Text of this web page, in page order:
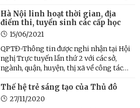
8/7/2021. Dự kiến đến ngày 26/7/2021,
điểm thi sẽ được công bố tới các thí sinh.
Năm nay, ...
Hà Nội linh hoạt thời gian, địa
điểm thi, tuyển sinh các cấp học
15/06/2021
QPTĐ-Thông tin được nghi nhận tại Hội
nghị Trực tuyến lần thứ 2 với các sở,
ngành, quận, huyện, thị xã về công tác
thông (THPT) năm học 2021-2022 và
tuyển sinh vào các trường mầm non, lớp
Thế hệ trẻ sáng tạo của Thủ đô
27/11/2020